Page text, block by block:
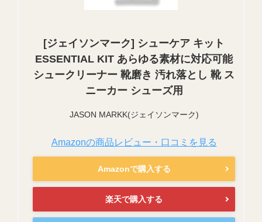
[ジェイソンマーク] シューケア キット
ESSENTIAL KIT あらゆる素材に対応可能
シュークリーナー 靴磨き 汚れ落とし 靴 ス
ニーカー シューズ用
JASON MARKK(ジェイソンマーク)
Amazonの商品レビュー・口コミを見る
Amazonで購入する
楽天で購入する